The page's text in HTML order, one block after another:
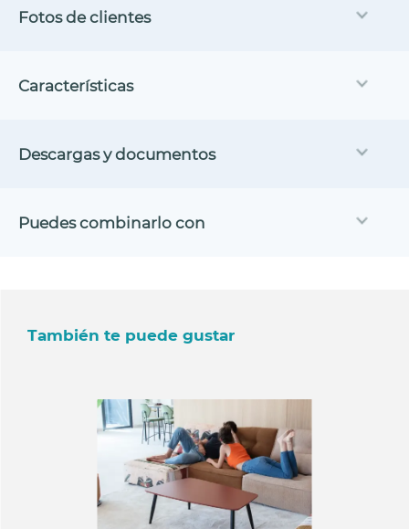
Fotos de clientes
Características
Descargas y documentos
Puedes combinarlo con
También te puede gustar